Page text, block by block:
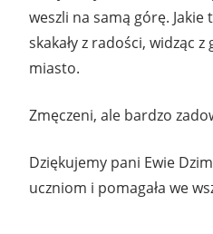
weszli na samą górę. Jakie
skakały z radości, widząc
miasto.
Zmęczeni, ale bardzo
Dziękujemy pani Ewie
uczniom i pomagała we